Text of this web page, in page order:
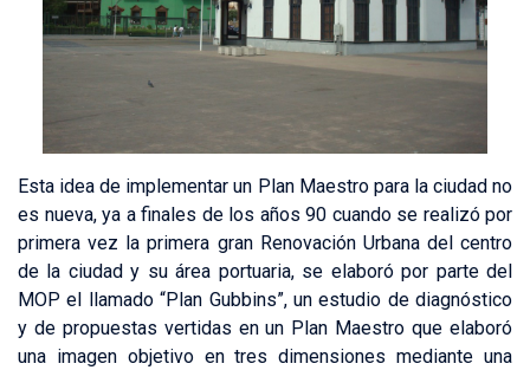
Esta idea de implementar un Plan Maestro para la ciudad no
es nueva, ya a finales de los años 90 cuando se realizó por
primera vez la primera gran Renovación Urbana del centro
de la ciudad y su área portuaria, se elaboró por parte del
MOP el llamado “Plan Gubbins”, un estudio de diagnóstico
y de propuestas vertidas en un Plan Maestro que elaboró
una imagen objetivo en tres dimensiones mediante una